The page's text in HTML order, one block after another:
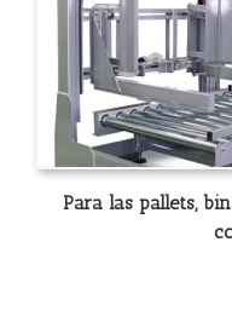
Para las pallets,